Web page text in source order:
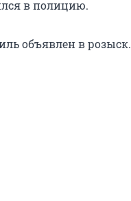
в полицию.
объявлен в розыск.